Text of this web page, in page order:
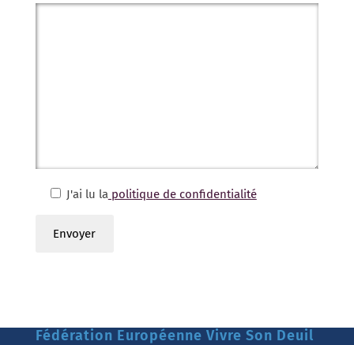
J'ai lu la politique de confidentialité
Fédération Européenne Vivre Son Deuil